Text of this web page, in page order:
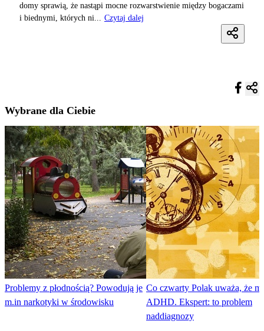
domy sprawią, że nastąpi mocne rozwarstwienie między bogaczami
i biednymi, których ni...
Czytaj dalej
Wybrane dla Ciebie
Problemy z płodnością? Powodują je
m.in narkotyki w środowisku
Co czwarty Polak uważa, że
ADHD. Ekspert: to problem
naddiagnozy